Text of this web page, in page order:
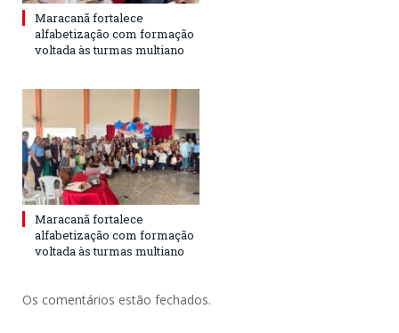
Maracanã fortalece
alfabetização com formação
voltada às turmas multiano
Maracanã fortalece
alfabetização com formação
voltada às turmas multiano
Os comentários estão fechados.